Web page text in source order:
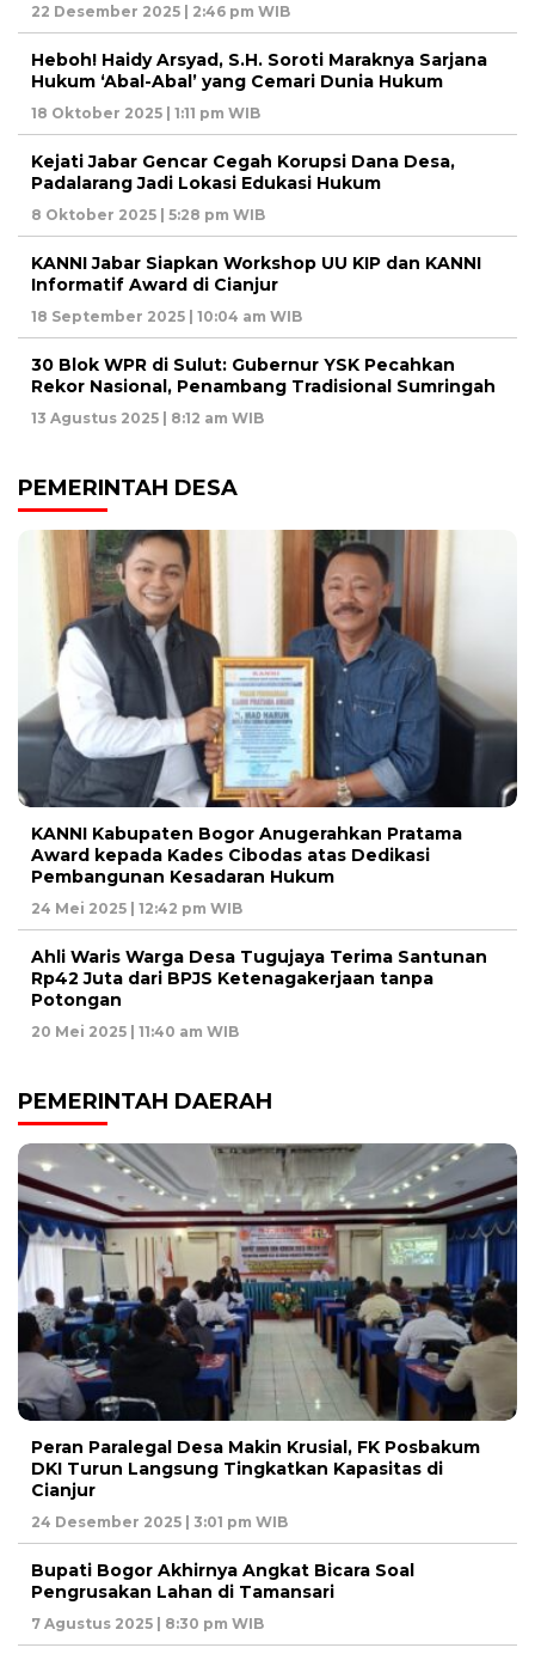
22 Desember 2025 | 2:46 pm WIB
Heboh! Haidy Arsyad, S.H. Soroti Maraknya Sarjana
Hukum ‘Abal-Abal’ yang Cemari Dunia Hukum
18 Oktober 2025 | 1:11 pm WIB
Kejati Jabar Gencar Cegah Korupsi Dana Desa,
Padalarang Jadi Lokasi Edukasi Hukum
8 Oktober 2025 | 5:28 pm WIB
KANNI Jabar Siapkan Workshop UU KIP dan KANNI
Informatif Award di Cianjur
18 September 2025 | 10:04 am WIB
30 Blok WPR di Sulut: Gubernur YSK Pecahkan
Rekor Nasional, Penambang Tradisional Sumringah
13 Agustus 2025 | 8:12 am WIB
PEMERINTAH DESA
KANNI Kabupaten Bogor Anugerahkan Pratama
Award kepada Kades Cibodas atas Dedikasi
Pembangunan Kesadaran Hukum
24 Mei 2025 | 12:42 pm WIB
Ahli Waris Warga Desa Tugujaya Terima Santunan
Rp42 Juta dari BPJS Ketenagakerjaan tanpa
Potongan
20 Mei 2025 | 11:40 am WIB
PEMERINTAH DAERAH
Peran Paralegal Desa Makin Krusial, FK Posbakum
DKI Turun Langsung Tingkatkan Kapasitas di
Cianjur
24 Desember 2025 | 3:01 pm WIB
Bupati Bogor Akhirnya Angkat Bicara Soal
Pengrusakan Lahan di Tamansari
7 Agustus 2025 | 8:30 pm WIB